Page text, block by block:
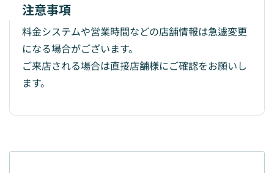
注意事項
料金システムや営業時間などの店舗情報は急遽変更
になる場合がございます。
ご来店される場合は直接店舗様にご確認をお願いし
ます。